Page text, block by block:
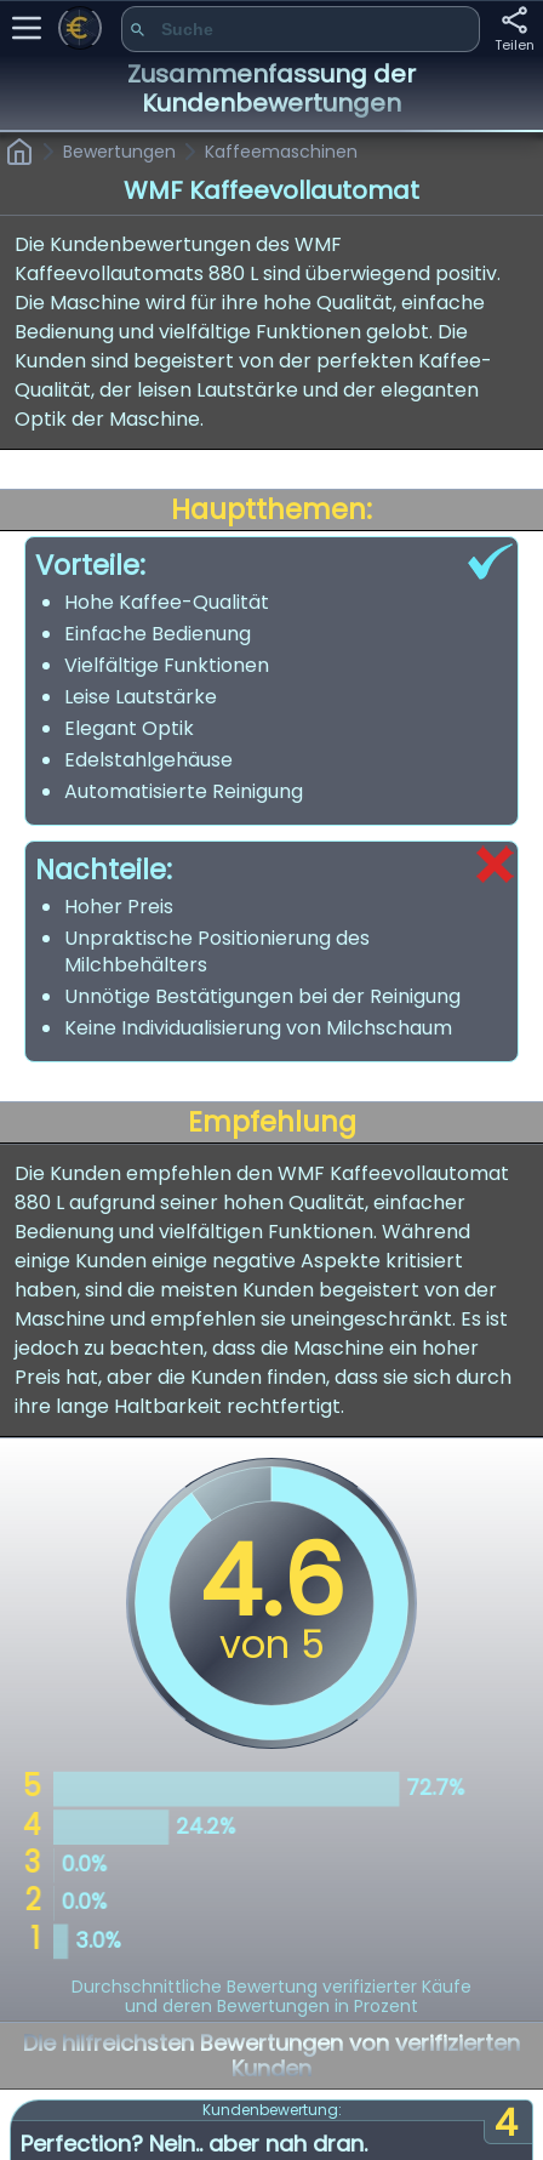
Teilen
Zusammenfassung der
Kundenbewertungen
Bewertungen Kaffeemaschinen
WMF Kaffeevollautomat
Die Kundenbewertungen des WMF
Kaffeevollautomats 880 L sind überwiegend positiv.
Die Maschine wird für ihre hohe Qualität, einfache
Bedienung und vielfältige Funktionen gelobt. Die
Kunden sind begeistert von der perfekten Kaffee-
Qualität, der leisen Lautstärke und der eleganten
Optik der Maschine.
Hauptthemen:
Vorteile:
Hohe Kaffee-Qualität
Einfache Bedienung
Vielfältige Funktionen
Leise Lautstärke
Elegant Optik
Edelstahlgehäuse
Automatisierte Reinigung
Nachteile:
Hoher Preis
Unpraktische Positionierung des
Milchbehälters
Unnötige Bestätigungen bei der Reinigung
Keine Individualisierung von Milchschaum
Empfehlung
Die Kunden empfehlen den WMF Kaffeevollautomat
880 L aufgrund seiner hohen Qualität, einfacher
Bedienung und vielfältigen Funktionen. Während
einige Kunden einige negative Aspekte kritisiert
haben, sind die meisten Kunden begeistert von der
Maschine und empfehlen sie uneingeschränkt. Es ist
jedoch zu beachten, dass die Maschine ein hoher
Preis hat, aber die Kunden finden, dass sie sich durch
ihre lange Haltbarkeit rechtfertigt.
Durchschnittliche Bewertung verifizierter Käufe
und deren Bewertungen in Prozent
Die hilfreichsten Bewertungen von verifizierten
Kunden
4
Kundenbewertung:
Perfection? Nein.. aber nah dran.